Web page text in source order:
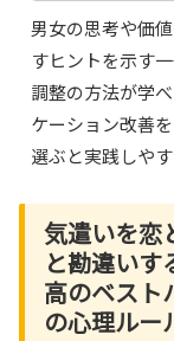
男女の思考や価
すヒントを示す
調整の方法が学
ケーション改善
選ぶと実践しやす
気遣いを恋
と勘違いす
高のベスト
の心理ルー